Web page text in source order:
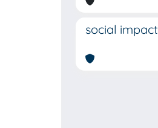
social impact